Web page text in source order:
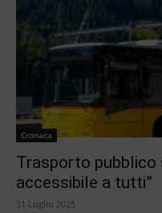
Cronaca
Trasporto pubblico
accessibile a tutti”
31 Luglio 2025